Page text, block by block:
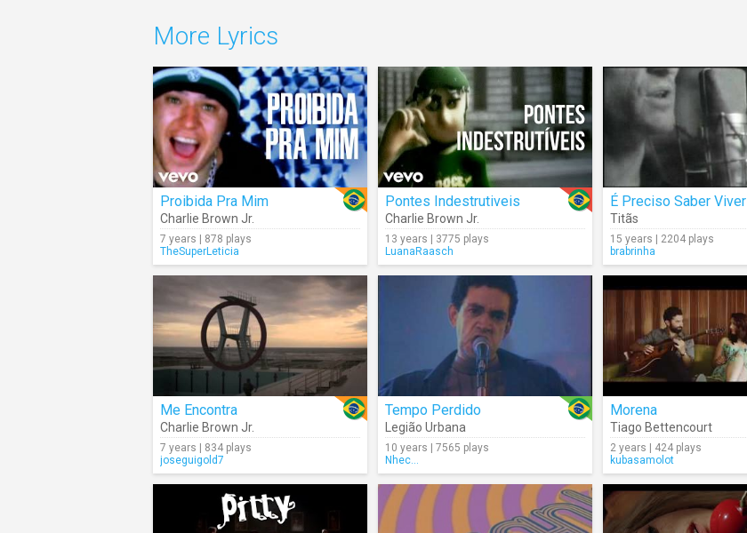
More Lyrics
Proibida Pra Mim
Charlie Brown Jr.
7 years | 878 plays
TheSuperLeticia
Pontes Indestrutiveis
Charlie Brown Jr.
13 years | 3775 plays
LuanaRaasch
É Preciso Saber Viver
Titãs
15 years | 2204 plays
brabrinha
Me Encontra
Charlie Brown Jr.
7 years | 834 plays
joseguigold7
Tempo Perdido
Legião Urbana
10 years | 7565 plays
Nhec...
Morena
Tiago Bettencourt
2 years | 424 plays
kubasamolot